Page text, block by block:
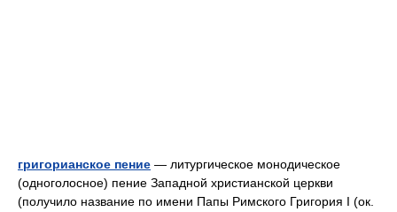
григорианское пение — литургическое монодическое
(одноголосное) пение Западной христианской церкви
(получило название по имени Папы Римского Григория I (ок.